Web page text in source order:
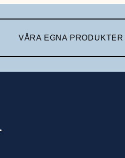
VÅRA EGNA PRODUKTER